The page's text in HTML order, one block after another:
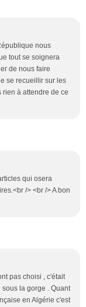
nous
tout se soignera
de nous faire
se recueillir sur les
rien à attendre de ce
qui osera
/> <br /> A bon
pas choisi , c'était
la gorge . Quant
en Algérie c'est